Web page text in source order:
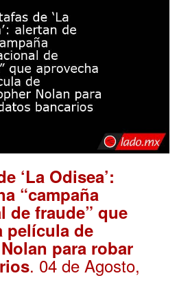
‘La Odisea’:
“campaña
de fraude” que
película de
para robar
. 04 de Agosto,